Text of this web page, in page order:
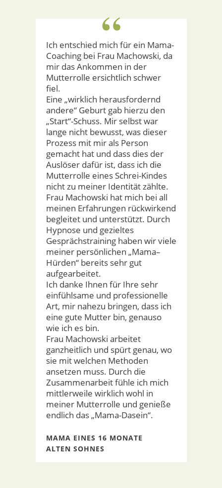
“
Ich entschied mich für ein Mama-
Coaching bei Frau Machowski, da
mir das Ankommen in der
Mutterrolle ersichtlich schwer
fiel.
Eine „wirklich herausfordernd
andere“ Geburt gab hierzu den
„Start“-Schuss. Mir selbst war
lange nicht bewusst, was dieser
Prozess mit mir als Person
gemacht hat und dass dies der
Auslöser dafür ist, dass ich die
Mutterrolle eines Schrei-Kindes
nicht zu meiner Identität zählte.
Frau Machowski hat mich bei all
meinen Erfahrungen rückwirkend
begleitet und unterstützt. Durch
Hypnose und gezieltes
Gesprächstraining haben wir viele
meiner persönlichen „Mama–
Hürden“ bereits sehr gut
aufgearbeitet.
Ich danke Ihnen für Ihre sehr
einfühlsame und professionelle
Art, mir nahezu bringen, dass ich
eine gute Mutter bin, genauso
wie ich es bin.
Frau Machowski arbeitet
ganzheitlich und spürt genau, wo
sie mit welchen Methoden
ansetzen muss. Durch die
Zusammenarbeit fühle ich mich
mittlerweile wirklich wohl in
meiner Mutterrolle und genieße
endlich das „Mama-Dasein“.
MAMA EINES 16 MONATE
ALTEN SOHNES